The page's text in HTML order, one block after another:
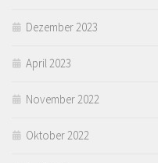
Dezember 2023
April 2023
November 2022
Oktober 2022